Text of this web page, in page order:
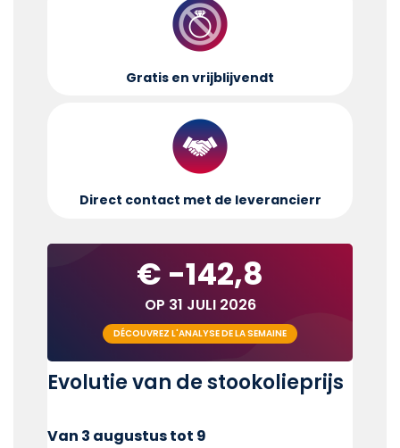
Gratis en vrijblijvendt
Direct contact met de leverancierr
€ -142,8
OP 31 JULI 2026
DÉCOUVREZ L'ANALYSE DE LA SEMAINE
Evolutie van de stookolieprijs
Van 3 augustus tot 9